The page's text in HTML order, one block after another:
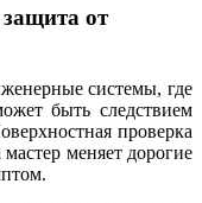
от
системы, где
быть следствием
проверка
меняет дорогие